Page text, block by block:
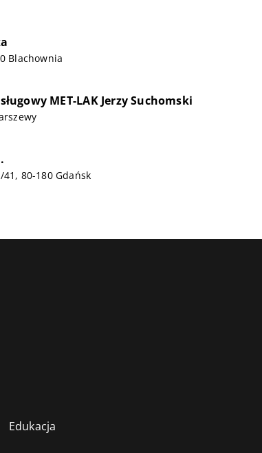
Blachownia
MET-LAK Jerzy Suchomski
80-180 Gdańsk
Edukacja